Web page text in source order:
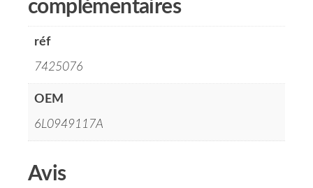
complémentaires
réf
7425076
OEM
6L0949117A
Avis